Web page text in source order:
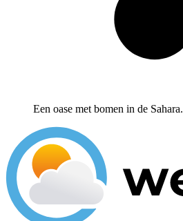
Een oase met bomen in de Sahara.